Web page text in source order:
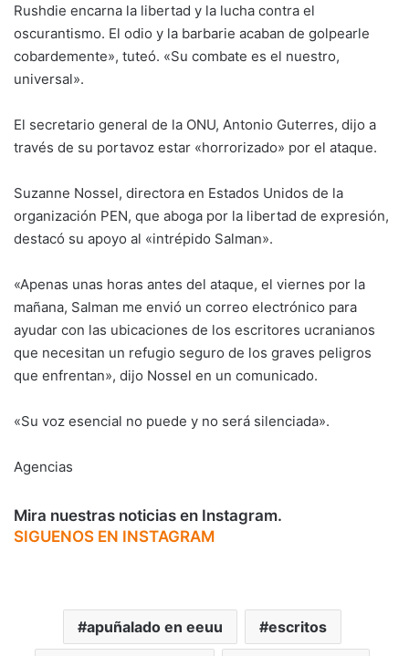
Rushdie encarna la libertad y la lucha contra el
oscurantismo. El odio y la barbarie acaban de golpearle
cobardemente», tuteó. «Su combate es el nuestro,
universal».
El secretario general de la ONU, Antonio Guterres, dijo a
través de su portavoz estar «horrorizado» por el ataque.
Suzanne Nossel, directora en Estados Unidos de la
organización PEN, que aboga por la libertad de expresión,
destacó su apoyo al «intrépido Salman».
«Apenas unas horas antes del ataque, el viernes por la
mañana, Salman me envió un correo electrónico para
ayudar con las ubicaciones de los escritores ucranianos
que necesitan un refugio seguro de los graves peligros
que enfrentan», dijo Nossel en un comunicado.
«Su voz esencial no puede y no será silenciada».
Agencias
Mira nuestras noticias en Instagram.
SIGUENOS EN INSTAGRAM
apuñalado en eeuu escritos